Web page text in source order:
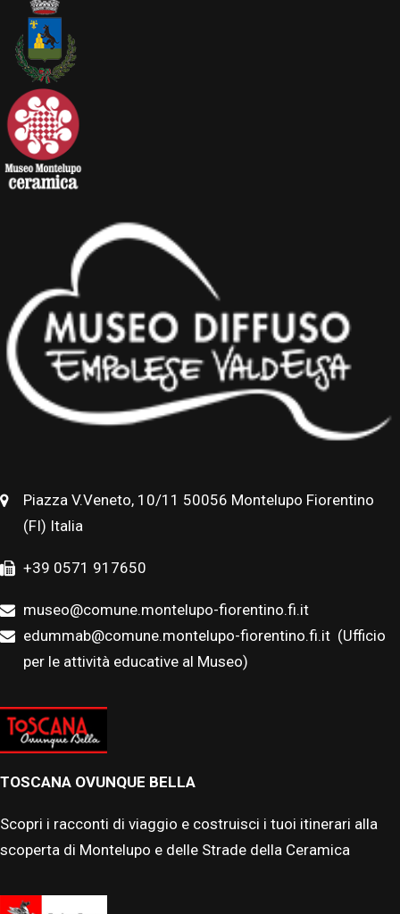
Piazza V.Veneto, 10/11 50056 Montelupo Fiorentino
(FI) Italia
+39 0571 917650
museo@comune.montelupo-fiorentino.fi.it
edummab@comune.montelupo-fiorentino.fi.it (Ufficio
per le attività educative al Museo)
TOSCANA OVUNQUE BELLA
Scopri i racconti di viaggio e costruisci i tuoi itinerari alla
scoperta di Montelupo e delle Strade della Ceramica